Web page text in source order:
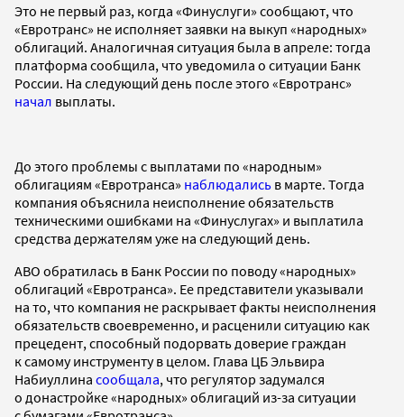
Это не первый раз, когда «Финуслуги» сообщают, что
«Евротранс» не исполняет заявки на выкуп «народных»
облигаций. Аналогичная ситуация была в апреле: тогда
платформа сообщила, что уведомила о ситуации Банк
России. На следующий день после этого «Евротранс»
начал выплаты.
До этого проблемы с выплатами по «народным»
облигациям «Евротранса» наблюдались в марте. Тогда
компания объяснила неисполнение обязательств
техническими ошибками на «Финуслугах» и выплатила
средства держателям уже на следующий день.
АВО обратилась в Банк России по поводу «народных»
облигаций «Евротранса». Ее представители указывали
на то, что компания не раскрывает факты неисполнения
обязательств своевременно, и расценили ситуацию как
прецедент, способный подорвать доверие граждан
к самому инструменту в целом. Глава ЦБ Эльвира
Набиуллина сообщала, что регулятор задумался
о донастройке «народных» облигаций из-за ситуации